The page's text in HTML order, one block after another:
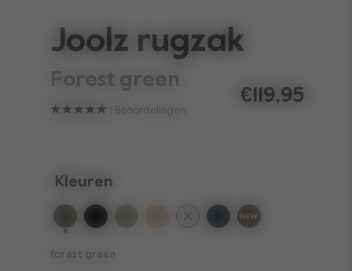
Joolz rugzak
forest green
Beoordelingen
€119,95
Kleuren
forest green